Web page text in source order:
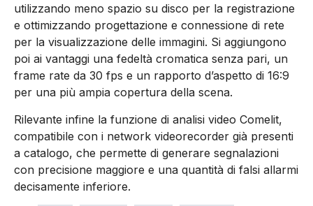
utilizzando meno spazio su disco per la registrazione
e ottimizzando progettazione e connessione di rete
per la visualizzazione delle immagini. Si aggiungono
poi ai vantaggi una fedeltà cromatica senza pari, un
frame rate da 30 fps e un rapporto d’aspetto di 16:9
per una più ampia copertura della scena.
Rilevante infine la funzione di analisi video Comelit,
compatibile con i network videorecorder già presenti
a catalogo, che permette di generare segnalazioni
con precisione maggiore e una quantità di falsi allarmi
decisamente inferiore.